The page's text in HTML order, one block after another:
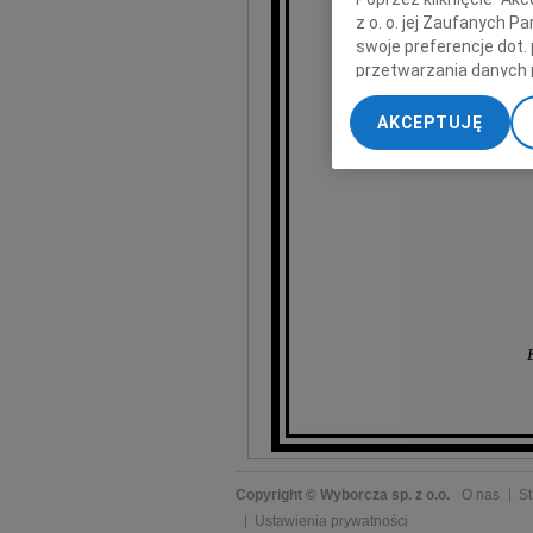
Copyright © Wyborcza sp. z o.o. O nas
Ustawienia prywatności
z o. o. jej Zaufanych
swoje preferencje dot.
przetwarzania danych
„Ustawienia
My, nasi Zaufani
dokładnych danych
Przechowywanie
treści, badnie
AKCEPTUJĘ